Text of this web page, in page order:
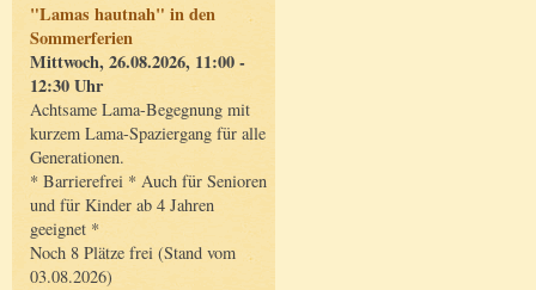
"Lamas hautnah" in den
Sommerferien
Mittwoch, 26.08.2026, 11:00 -
12:30 Uhr
Achtsame Lama-Begegnung mit
kurzem Lama-Spaziergang für alle
Generationen.
* Barrierefrei * Auch für Senioren
und für Kinder ab 4 Jahren
geeignet *
Noch 8 Plätze frei (Stand vom
03.08.2026)